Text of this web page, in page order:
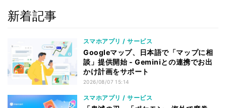
新着記事
スマホアプリ / サービス
Googleマップ、日本語で「マップに相
談」提供開始 - Geminiとの連携でお出
かけ計画をサポート
2026/08/07 15:14
スマホアプリ / サービス